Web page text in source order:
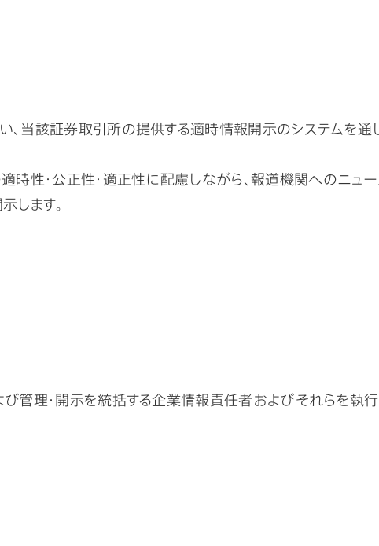
当該証券取引所の提供する適時情報開示のシステムを通
性・公正性・適正性に配慮しながら、報道機関へのニュ
します。
管理・開示を統括する企業情報責任者およびそれらを執